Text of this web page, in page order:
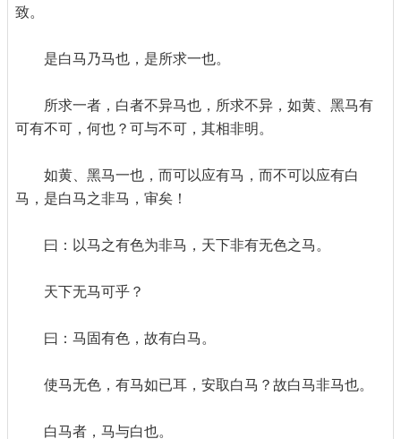
致。
是白马乃马也，是所求一也。
所求一者，白者不异马也，所求不异，如黄、黑马有
可有不可，何也？可与不可，其相非明。
如黄、黑马一也，而可以应有马，而不可以应有白
马，是白马之非马，审矣！
曰：以马之有色为非马，天下非有无色之马。
天下无马可乎？
曰：马固有色，故有白马。
使马无色，有马如已耳，安取白马？故白马非马也。
白马者，马与白也。